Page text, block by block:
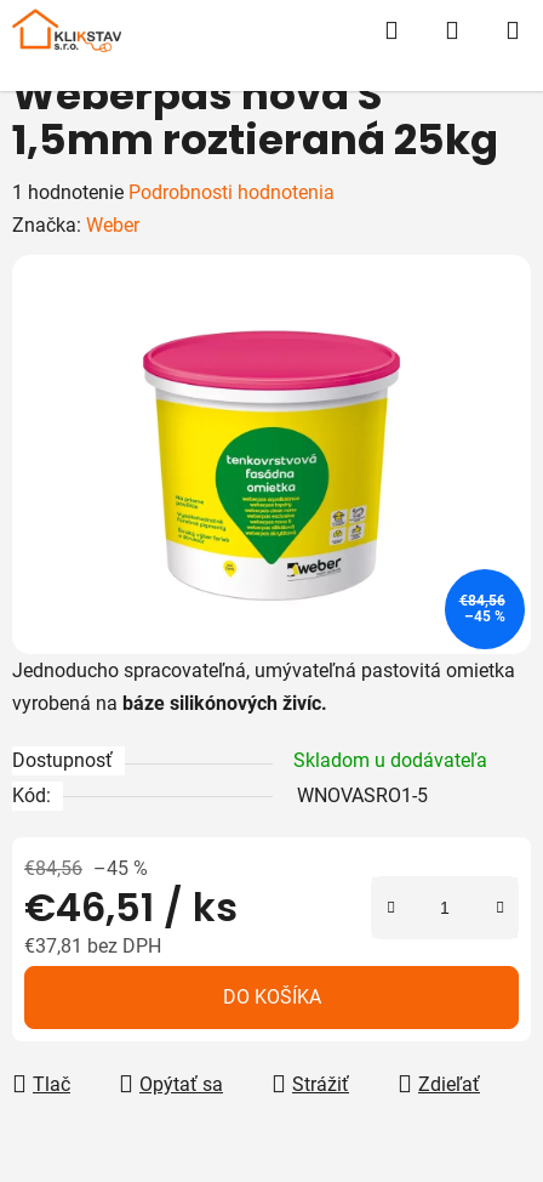
Prejsť
Hľadať
Jednoducho spracovateľná, umývateľná pastovitá omietka
vyrobená na báze silikónových živíc.
Dostupnosť
Skladom u dodávateľa
Kód:
WNOVASRO1-5
€84,56 –45 %
€46,51 / ks
€37,81 bez DPH
DO KOŠÍKA
Tlač Opýtať sa Strážiť Zdieľať
Weberpas nova S
1,5mm roztieraná 25kg
Priemerné
hodnotenie
1 hodnotenie Podrobnosti hodnotenia
Značka: Weber
€84,56
–45 %